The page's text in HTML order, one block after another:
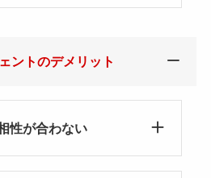
ントのデメリット
性が合わない